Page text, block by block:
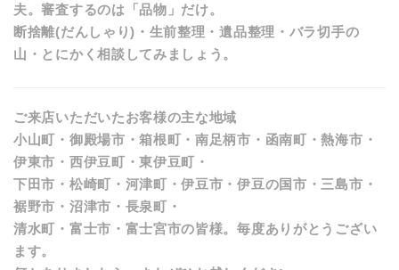
夫。審査するのは「品物」だけ。
断捨離(だんしゃり)・生前整理・遺品整理・バラ切手の
山・とにかく相談してみましょう。
ご来店いただいたお客様の主な地域
小山町・御殿場市・箱根町・南足柄市・函南町・熱海市・
伊東市・西伊豆町・東伊豆町・
下田市・松崎町・河津町・伊豆市・伊豆の国市・三島市・
裾野市・沼津市・長泉町・
清水町・富士市・富士宮市の皆様。毎度ありがとうござい
ます。